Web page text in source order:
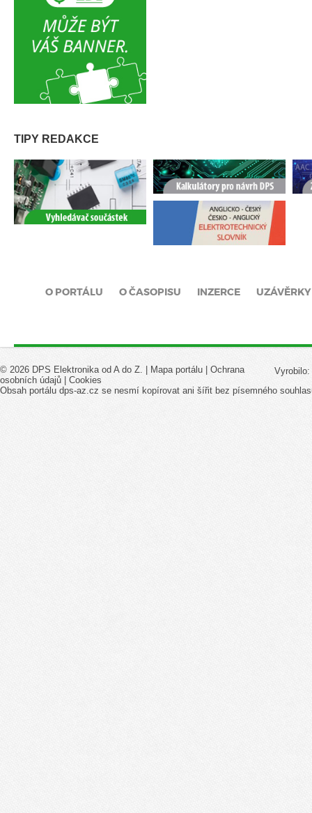
TIPY REDAKCE
O PORTÁLU O ČASOPISU INZERCE UZÁVĚRKY
Vyrobilo:
© 2026 DPS Elektronika od A do Z. | Mapa portálu
Ochrana
osobních údajů
Cookies
Obsah portálu dps-az.cz se nesmí kopírovat ani šířit bez písemného